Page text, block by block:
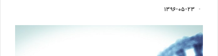
۱۳۹۶-۰۵-۲۳